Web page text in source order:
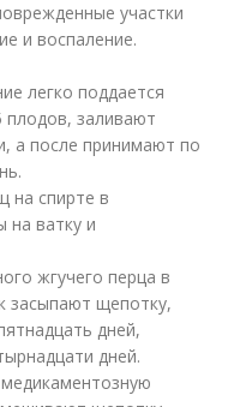
участки
и воспаление.
легко поддается
плодов, заливают
а после принимают по
на спирте в
на ватку и
жгучего перца в
засыпают щепотку,
дней,
дней.